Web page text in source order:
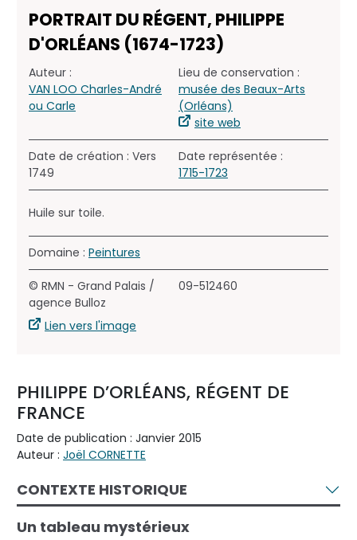
PORTRAIT DU RÉGENT, PHILIPPE
D'ORLÉANS (1674-1723)
Auteur :
VAN LOO Charles-André
ou Carle
Lieu de conservation :
musée des Beaux-Arts
(Orléans)
site web
Date de création : Vers
1749
Date représentée :
1715-1723
Huile sur toile.
Domaine : Peintures
© RMN - Grand Palais /
agence Bulloz
Lien vers l'image
09-512460
PHILIPPE D’ORLÉANS, RÉGENT DE
FRANCE
Date de publication : Janvier 2015
Auteur : Joël CORNETTE
CONTEXTE HISTORIQUE
Un tableau mystérieux